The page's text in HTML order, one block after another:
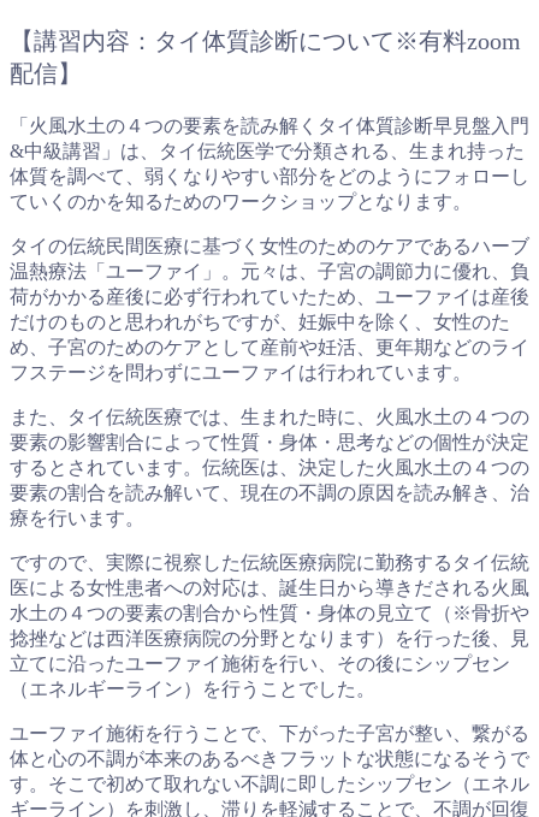
【講習内容：タイ体質診断について※有料zoom
配信】
「火風水土の４つの要素を読み解くタイ体質診断早見盤入門
&中級講習」は、タイ伝統医学で分類される、生まれ持った
体質を調べて、弱くなりやすい部分をどのようにフォローし
ていくのかを知るためのワークショップとなります。
タイの伝統民間医療に基づく女性のためのケアであるハーブ
温熱療法「ユーファイ」。元々は、子宮の調節力に優れ、負
荷がかかる産後に必ず行われていたため、ユーファイは産後
だけのものと思われがちですが、妊娠中を除く、女性のた
め、子宮のためのケアとして産前や妊活、更年期などのライ
フステージを問わずにユーファイは行われています。
また、タイ伝統医療では、生まれた時に、火風水土の４つの
要素の影響割合によって性質・身体・思考などの個性が決定
するとされています。伝統医は、決定した火風水土の４つの
要素の割合を読み解いて、現在の不調の原因を読み解き、治
療を行います。
ですので、実際に視察した伝統医療病院に勤務するタイ伝統
医による女性患者への対応は、誕生日から導きだされる火風
水土の４つの要素の割合から性質・身体の見立て（※骨折や
捻挫などは西洋医療病院の分野となります）を行った後、見
立てに沿ったユーファイ施術を行い、その後にシップセン
（エネルギーライン）を行うことでした。
ユーファイ施術を行うことで、下がった子宮が整い、繋がる
体と心の不調が本来のあるべきフラットな状態になるそうで
す。そこで初めて取れない不調に即したシップセン（エネル
ギーライン）を刺激し、滞りを軽減することで、不調が回復